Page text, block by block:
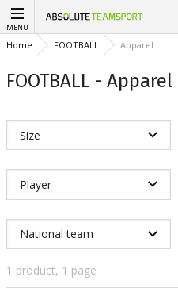
MENU
Home FOOTBALL Apparel
FOOTBALL - Apparel
Size
Player
National team
1 product, 1 page